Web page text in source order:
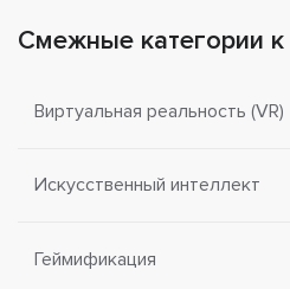
Смежные категории к
Виртуальная реальность (VR)
Искусственный интеллект
Геймификация